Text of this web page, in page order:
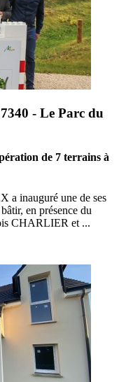
- Le Parc du
de 7 terrains à
a inauguré une de ses
en présence du
CHARLIER et ...